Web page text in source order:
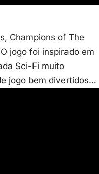
Champions of The
jogo foi inspirado em
Sci-Fi muito
jogo bem divertidos…